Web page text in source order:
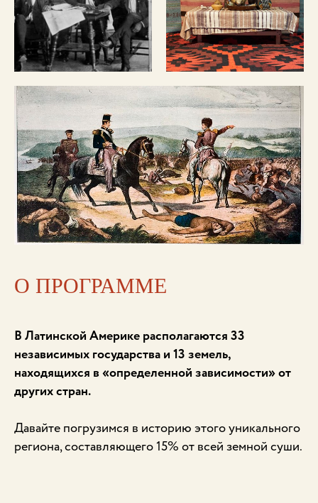
О ПРОГРАММЕ
В Латинской Америке располагаются 33
независимых государства и 13 земель,
находящихся в «определенной зависимости» от
других стран.
Давайте погрузимся в историю этого уникального
региона, составляющего 15% от всей земной суши.